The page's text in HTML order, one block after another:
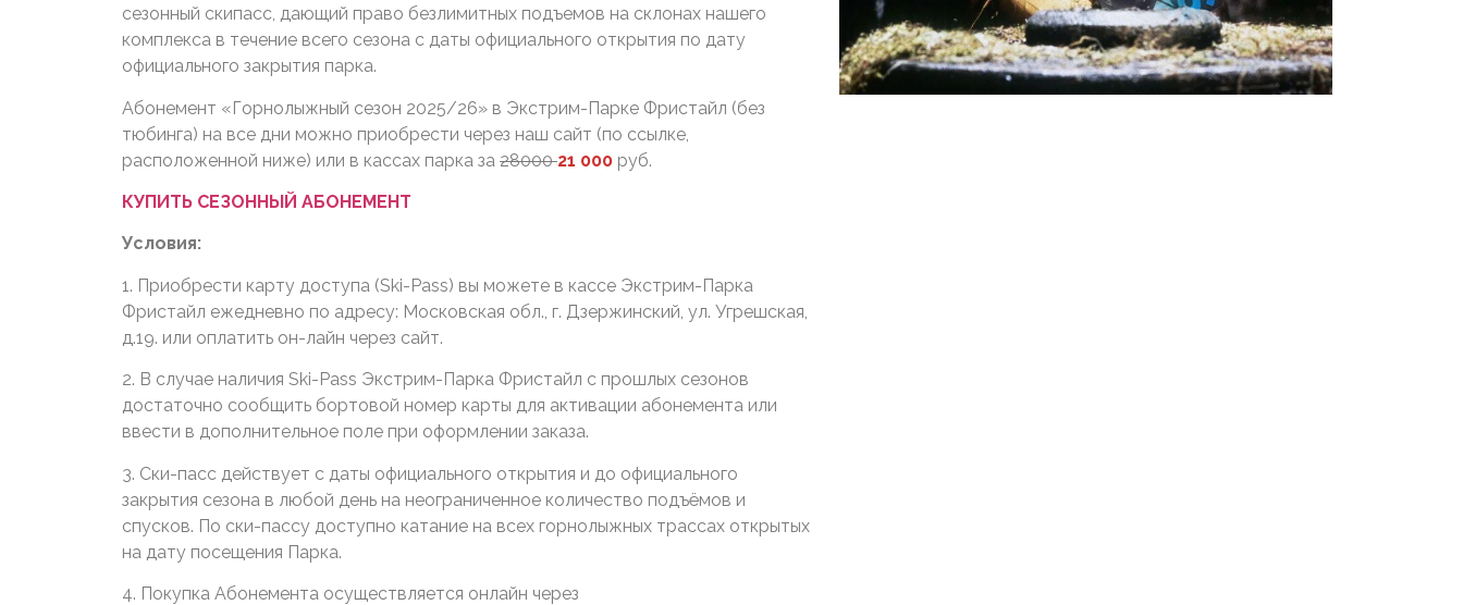
сезонный скипасс, дающий право безлимитных подъемов на склонах нашего
комплекса в течение всего сезона с даты официального открытия по дату
официального закрытия парка.
Абонемент «Горнолыжный сезон 2025/26» в Экстрим-Парке Фристайл (без
тюбинга) на все дни можно приобрести через наш сайт (по ссылке,
расположенной ниже) или в кассах парка за 2800021 000 руб.
КУПИТЬ СЕЗОННЫЙ АБОНЕМЕНТ
Условия:
1. Приобрести карту доступа (Ski-Pass) вы можете в кассе Экстрим-Парка
Фристайл ежедневно по адресу: Московская обл., г. Дзержинский, ул. Угрешская,
д.19. или оплатить он-лайн через сайт.
2. В случае наличия Ski-Pass Экстрим-Парка Фристайл с прошлых сезонов
достаточно сообщить бортовой номер карты для активации абонемента или
ввести в дополнительное поле при оформлении заказа.
3. Ски-пасс действует с даты официального открытия и до официального
закрытия сезона в любой день на неограниченное количество подъёмов и
спусков. По ски-пассу доступно катание на всех горнолыжных трассах открытых
на дату посещения Парка.
4. Покупка Абонемента осуществляется онлайн через